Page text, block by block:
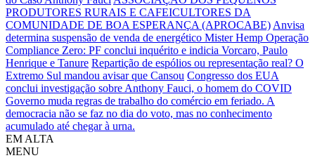
PRODUTORES RURAIS E CAFEICULTORES DA
COMUNIDADE DE BOA ESPERANÇA (APROCABE) Anvisa
determina suspensão de venda de energético Mister Hemp Operação
Compliance Zero: PF conclui inquérito e indicia Vorcaro, Paulo
Henrique e Tanure Repartição de espólios ou representação real? O
Extremo Sul mandou avisar que Cansou Congresso dos EUA
conclui investigação sobre Anthony Fauci, o homem do COVID
Governo muda regras de trabalho do comércio em feriado. A
democracia não se faz no dia do voto, mas no conhecimento
acumulado até chegar à urna.
EM ALTA
MENU